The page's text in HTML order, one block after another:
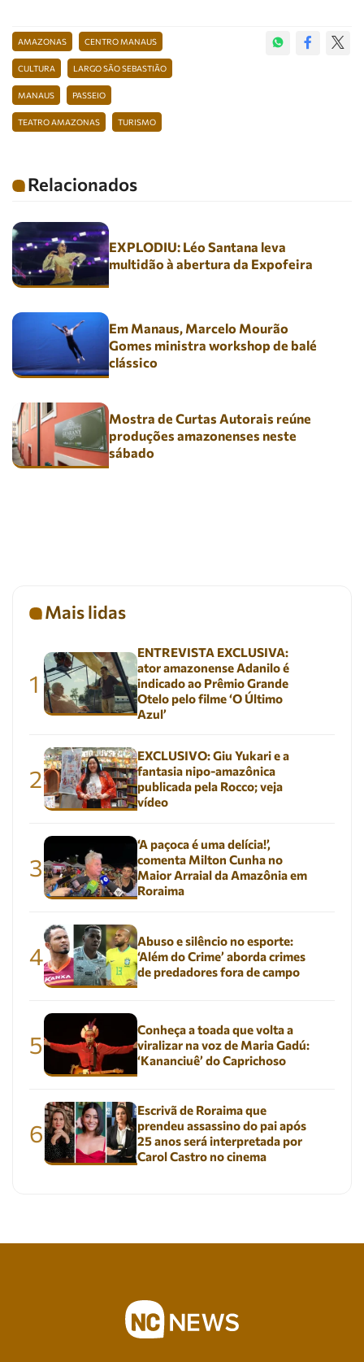
AMAZONAS CENTRO MANAUS
CULTURA LARGO SÃO SEBASTIÃO
MANAUS PASSEIO
TEATRO AMAZONAS TURISMO
Relacionados
EXPLODIU: Léo Santana leva
multidão à abertura da Expofeira
Em Manaus, Marcelo Mourão
Gomes ministra workshop de balé
clássico
Mostra de Curtas Autorais reúne
produções amazonenses neste
sábado
Mais lidas
1
ENTREVISTA EXCLUSIVA:
ator amazonense Adanilo é
indicado ao Prêmio Grande
Otelo pelo filme ‘O Último
Azul’
2
EXCLUSIVO: Giu Yukari e a
fantasia nipo-amazônica
publicada pela Rocco; veja
vídeo
3
‘A paçoca é uma delícia!’,
comenta Milton Cunha no
Maior Arraial da Amazônia em
Roraima
4
Abuso e silêncio no esporte:
‘Além do Crime’ aborda crimes
de predadores fora de campo
5
Conheça a toada que volta a
viralizar na voz de Maria Gadú:
‘Kananciuê’ do Caprichoso
6
Escrivã de Roraima que
prendeu assassino do pai após
25 anos será interpretada por
Carol Castro no cinema